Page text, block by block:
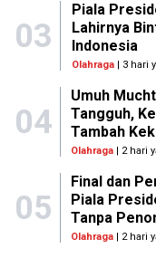
03
Piala
Lahirnya
Indonesia
Olahraga| 3 hari
04
Umuh
Tangguh,
Tambah
Olahraga | 2 hari
05
Final dan
Piala
Tanpa
Olahraga | 2 hari